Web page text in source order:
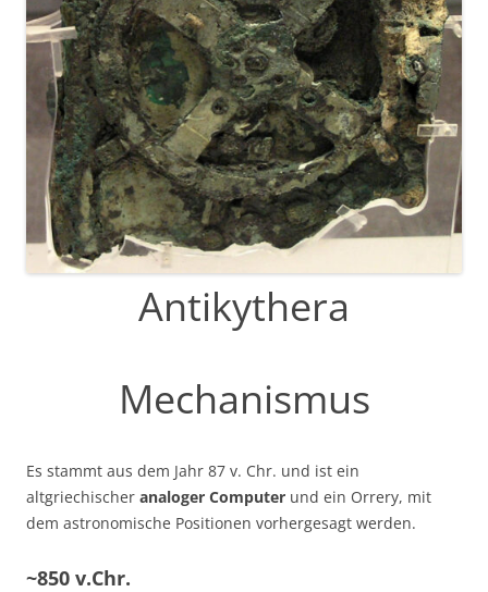
Antikythera
Mechanismus
Es stammt aus dem Jahr 87 v. Chr. und ist ein
altgriechischer analoger Computer und ein Orrery, mit
dem astronomische Positionen vorhergesagt werden.
~850 v.Chr.